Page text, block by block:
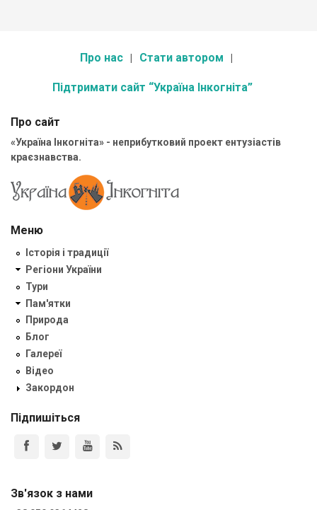
Про нас Стати автором
Підтримати сайт “Україна Інкогніта”
Про сайт
«Україна Інкогніта» - неприбутковий проект ентузіастів
краєзнавства.
Меню
Історія і традиції
Регіони України
Тури
Пам'ятки
Природа
Блог
Галереї
Відео
Закордон
Підпишіться
Зв'язок з нами